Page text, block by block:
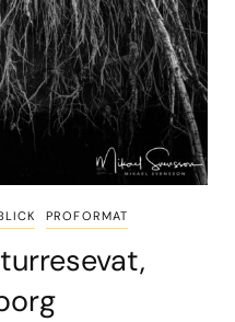
PROFORMAT